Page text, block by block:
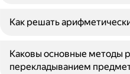
Как решать
Каковы основные методы
перекладыванием